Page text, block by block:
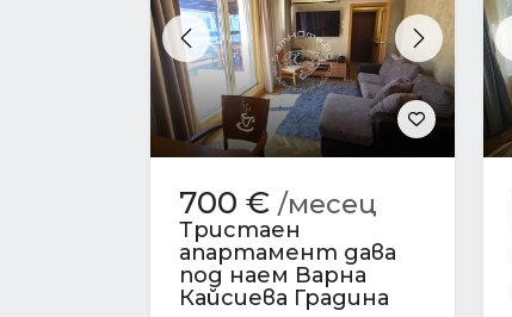
Previous Next
700 € /месец
Тристаен
апартамент дава
под наем Варна
Кайсиева Градина